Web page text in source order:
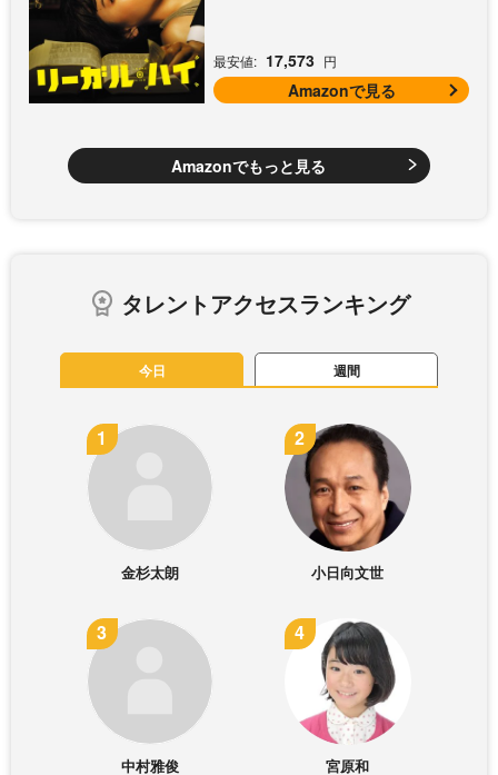
最安値: 17,573 円
Amazonで見る
Amazonでもっと見る
タレントアクセスランキング
今日 週間
金杉太朗 小日向文世
中村雅俊 宮原和